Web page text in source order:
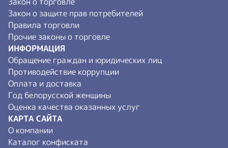
Закон о защите прав потребителей
Правила торговли
Прочие законы о торговле
ИНФОРМАЦИЯ
Обращение граждан и юридических лиц
Противодействие коррупции
Оплата и доставка
Год белорусской женщины
Оценка качества оказанных услуг
КАРТА САЙТА
О компании
Каталог конфиската